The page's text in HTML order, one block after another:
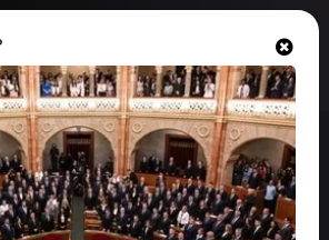
előrehozott
választások kiírása